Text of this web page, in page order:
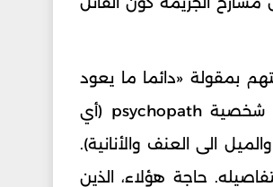
بمقولة «دائما ما يعود
المجرم الى مسرح الجريمة»؟ تجيب «لأن غالبية الذين يقترفون الجرائم الشنيعة لديهم شخصية psychopath (أي
الى العنف والأنانية).
حاجة هؤلاء، الذين